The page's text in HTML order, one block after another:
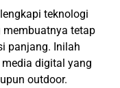
teknologi
tetap
panjang. Inilah
digital yang
outdoor.